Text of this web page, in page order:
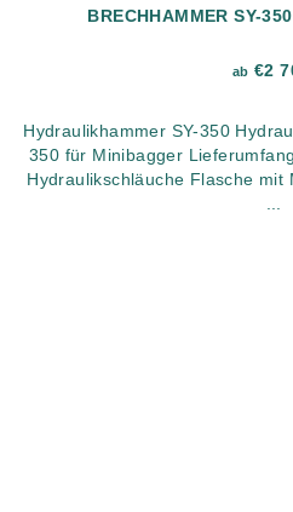
ab €2
Hydraulikhammer SY-350
350 für Minibagger
Hydraulikschläuche Flasche mit